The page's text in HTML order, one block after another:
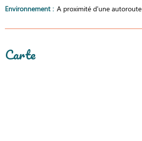
Environnement : A proximité d'une autoroute
Carte